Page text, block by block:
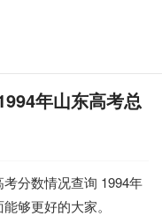
年山东高考总
分数情况查询 1994年
够更好的大家。